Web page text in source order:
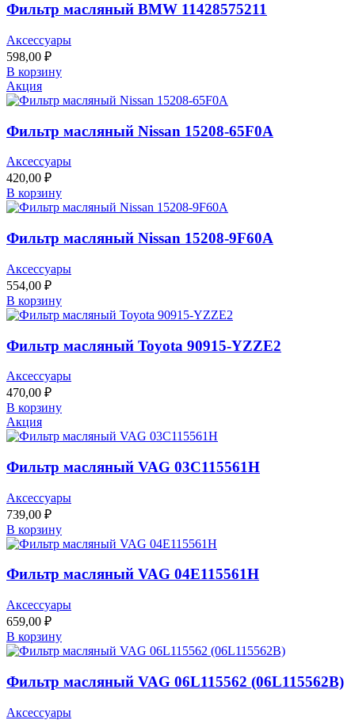
Фильтр масляный BMW 11428575211
Аксессуары
598,00 ₽
В корзину
Акция
Фильтр масляный Nissan 15208-65F0A
Аксессуары
420,00 ₽
В корзину
Фильтр масляный Nissan 15208-9F60A
Аксессуары
554,00 ₽
В корзину
Фильтр масляный Toyota 90915-YZZE2
Аксессуары
470,00 ₽
В корзину
Акция
Фильтр масляный VAG 03C115561H
Аксессуары
739,00 ₽
В корзину
Фильтр масляный VAG 04E115561H
Аксессуары
659,00 ₽
В корзину
Фильтр масляный VAG 06L115562 (06L115562B)
Аксессуары